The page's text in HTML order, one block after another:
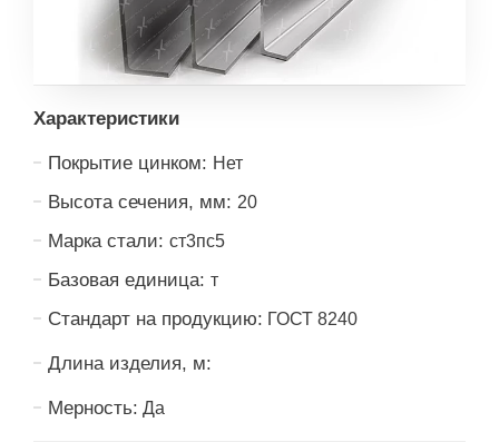
Характеристики
Покрытие цинком: Нет
Высота сечения, мм: 20
Марка стали: ст3пс5
Базовая единица: т
Стандарт на продукцию: ГОСТ 8240
Длина изделия, м:
Мерность: Да